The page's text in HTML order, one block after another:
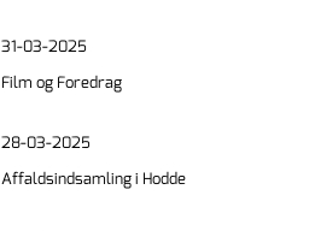
31-03-2025
Film og Foredrag
28-03-2025
Affaldsindsamling i Hodde